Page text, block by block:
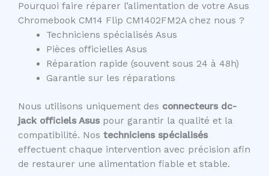
Pourquoi faire réparer l’alimentation de votre Asus
Chromebook CM14 Flip CM1402FM2A chez nous ?
Techniciens spécialisés Asus
Pièces officielles Asus
Réparation rapide (souvent sous 24 à 48h)
Garantie sur les réparations
Nous utilisons uniquement des connecteurs dc-
jack officiels Asuspour garantir la qualité et la
compatibilité. Nos techniciens spécialisés
effectuent chaque intervention avec précision afin
de restaurer une alimentation fiable et stable.